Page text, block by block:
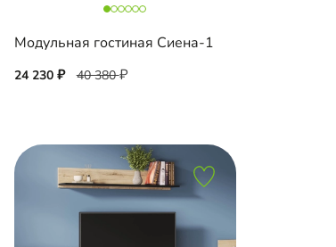
Модульная гостиная Сиена-1
24 230 40 380